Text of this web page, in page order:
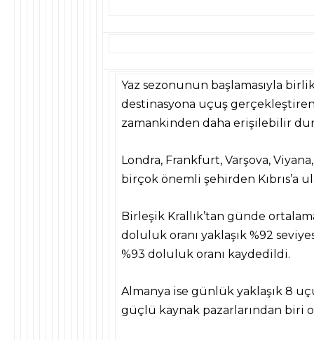
Yaz sezonunun başlamasıyla
destinasyona uçuş
zamankinden daha erişilebilir
Londra, Frankfurt, Varşova,
birçok önemli şehirden Kıbrıs’a
Birleşik Krallık’tan günde
doluluk oranı yaklaşık %92
%93 doluluk oranı kaydedildi.
Almanya ise günlük yaklaşık 8
güçlü kaynak pazarlarından biri